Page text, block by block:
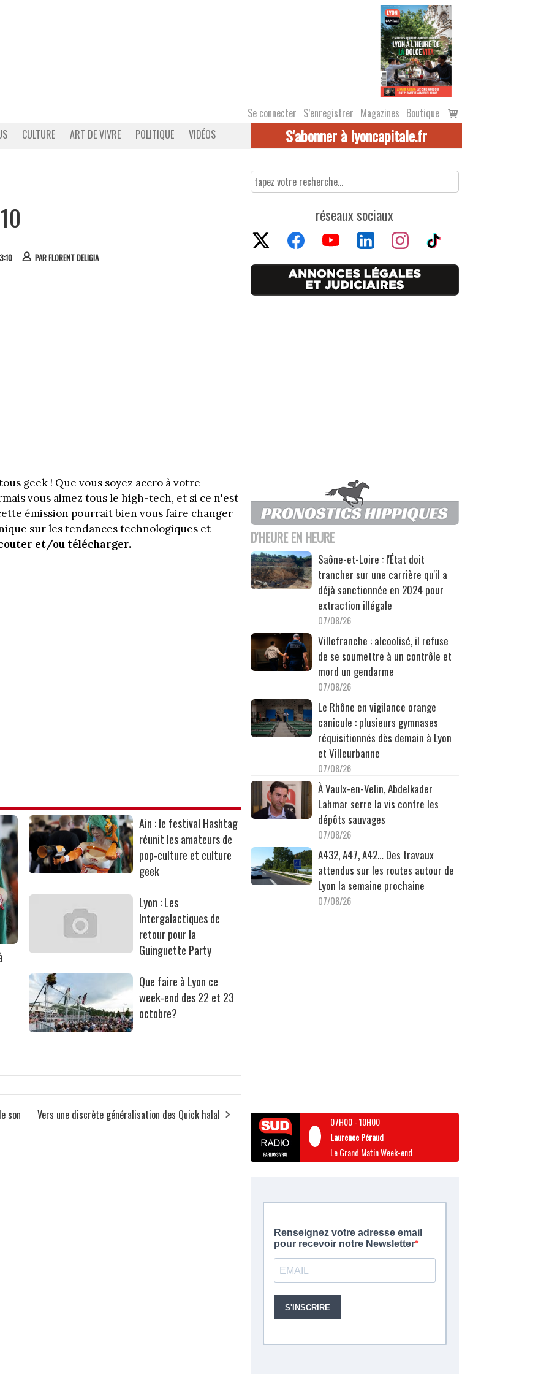
Se connecter S’enregistrer Magazines Boutique
Voir
le
CULTURE ART DE VIVRE POLITIQUE VIDÉOS S'abonner à lyoncapitale.fr
PARFLORENT DELIGIA
geek ! Que vous soyez accro à votre
vous aimez tous le high-tech, et si ce n'est
émission pourrait bien vous faire changer
sur les tendances technologiques et
et/ou télécharger.
Ain : le festival Hashtag
réunit les amateurs de
pop-culture et culture
geek
Lyon : Les
Intergalactiques de
retour pour la
Guinguette Party
Que faire à Lyon ce
week-end des 22 et 23
octobre?
son
Vers une discrète généralisation des Quick halal
réseaux sociaux
D'HEURE EN HEURE
Saône-et-Loire : l'État doit
trancher sur une carrière qu'il a
déjà sanctionnée en 2024 pour
extraction illégale
07/08/26
Villefranche : alcoolisé, il refuse
de se soumettre à un contrôle et
mord un gendarme
07/08/26
Le Rhône en vigilance orange
canicule : plusieurs gymnases
réquisitionnés dès demain à Lyon
et Villeurbanne
07/08/26
À Vaulx-en-Velin, Abdelkader
Lahmar serre la vis contre les
dépôts sauvages
07/08/26
A432, A47, A42… Des travaux
attendus sur les routes autour de
Lyon la semaine prochaine
07/08/26
07H00-10H00
Laurence Péraud
Le Grand Matin Week-end